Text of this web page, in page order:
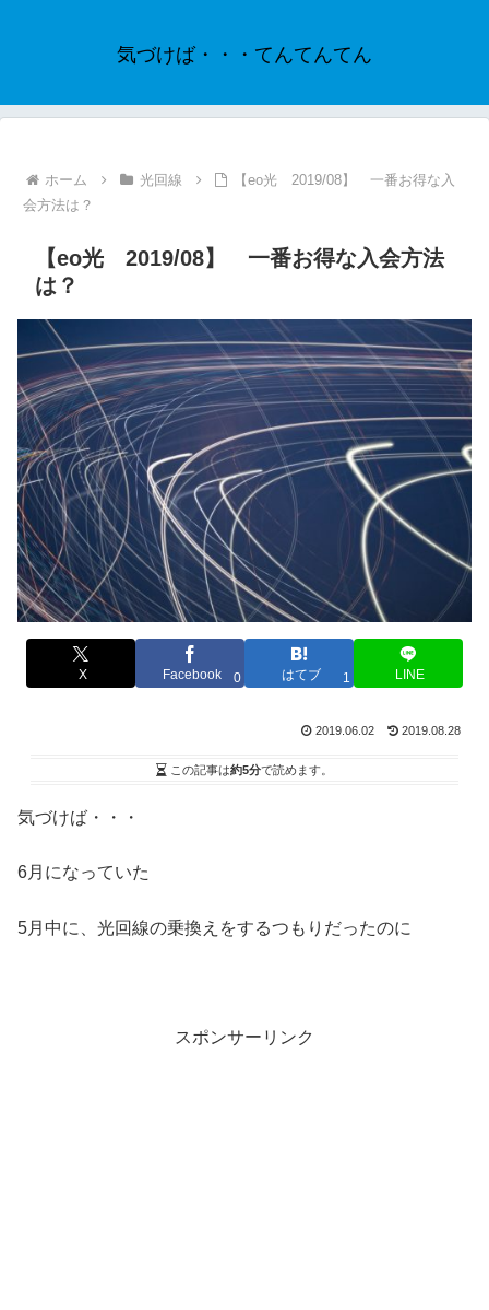
気づけば・・・てんてんてん
ホーム 光回線
【eo光 2019/08】 一番お得な入
会方法は？
【eo光 2019/08】 一番お得な入会方法
は？
X Facebook 0 はてブ 1 LINE
2019.06.02 2019.08.28
この記事は約5分で読めます。
気づけば・・・
6月になっていた
5月中に、光回線の乗換えをするつもりだったのに
スポンサーリンク